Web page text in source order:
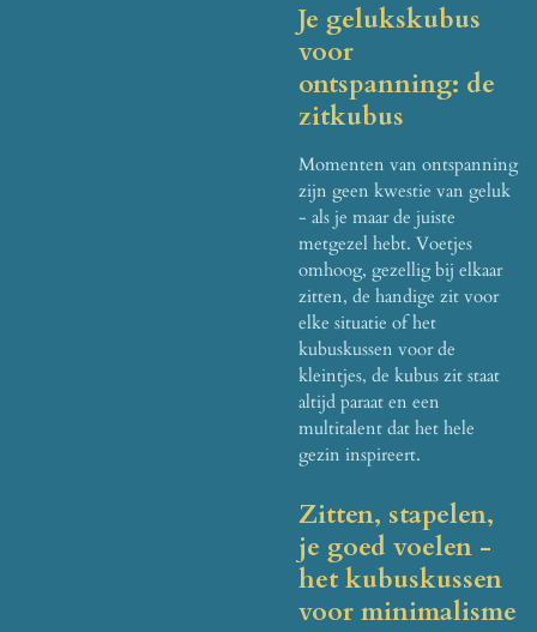
Je gelukskubus
voor
ontspanning: de
zitkubus
Momenten van ontspanning
zijn geen kwestie van geluk
- als je maar de juiste
metgezel hebt. Voetjes
omhoog, gezellig bij elkaar
zitten, de handige zit voor
elke situatie of het
kubuskussen voor de
kleintjes, de kubus zit staat
altijd paraat en een
multitalent dat het hele
gezin inspireert.
Zitten, stapelen,
je goed voelen -
het kubuskussen
voor minimalisme